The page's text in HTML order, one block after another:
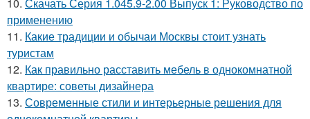
10. Скачать Серия 1.045.9-2.00 Выпуск 1: Руководство по
применению
11. Какие традиции и обычаи Москвы стоит узнать
туристам
12. Как правильно расставить мебель в однокомнатной
квартире: советы дизайнера
13. Современные стили и интерьерные решения для